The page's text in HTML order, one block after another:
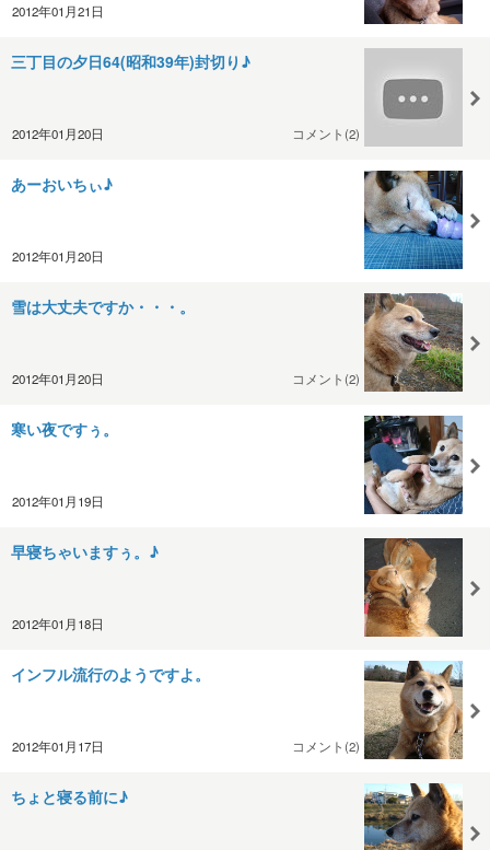
2012年01月21日
三丁目の夕日64(昭和39年)封切り♪
2012年01月20日 コメント(2)
あーおいちぃ♪
2012年01月20日
雪は大丈夫ですか・・・。
2012年01月20日 コメント(2)
寒い夜ですぅ。
2012年01月19日
早寝ちゃいますぅ。♪
2012年01月18日
インフル流行のようですよ。
2012年01月17日 コメント(2)
ちょと寝る前に♪